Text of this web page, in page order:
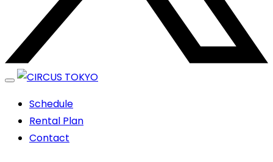
CIRCUS TOKYO
エンターテイメントスペース
Schedule
Rental Plan
Contact